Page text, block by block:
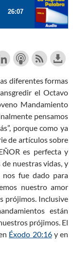
diferentes formas
el Octavo
Mandamiento
pensamos
porque como ya
de artículos sobre
es perfecta y
nuestras vidas, y
nos fue dado para
nuestro amor
prójimos. Inclusive
están
prójimos. El
Éxodo 20:16y en